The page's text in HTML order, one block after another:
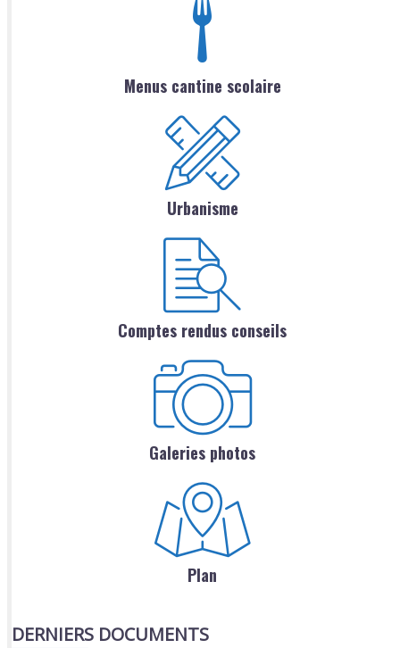
Menus cantine scolaire
Urbanisme
Comptes rendus conseils
Galeries photos
Plan
DERNIERS DOCUMENTS